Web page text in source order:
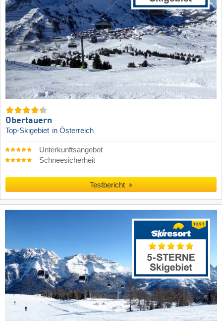
Obertauern
Top-Skigebiet in Österreich
Unterkunftsangebot
Schneesicherheit
Testbericht